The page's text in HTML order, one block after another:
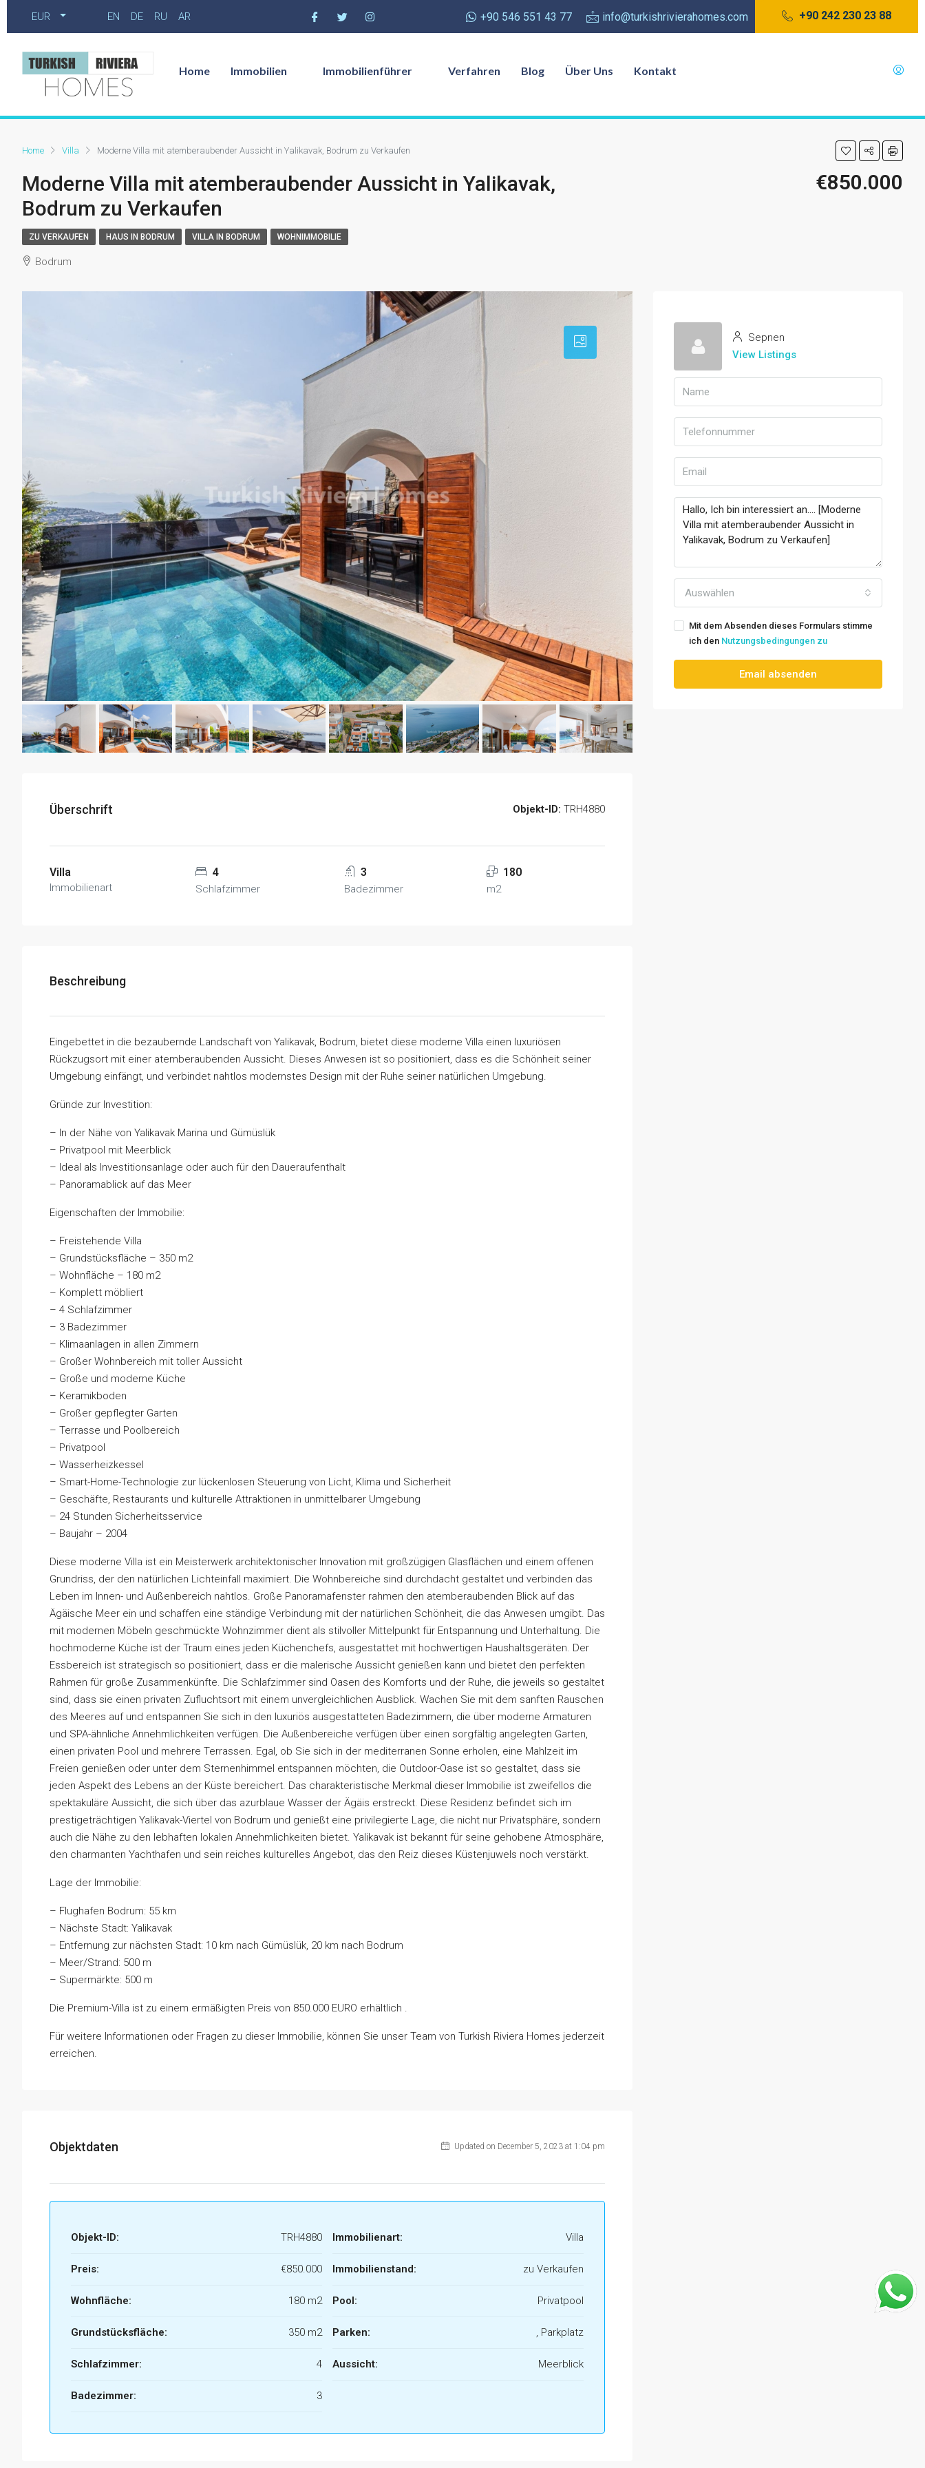
EUR EN DE RU AR +90 546 551 43 77 info@turkishrivierahomes.com +90 242 230 23 88
Home Immobilien Immobilienführer Verfahren Blog Über Uns Kontakt
Home Villa Moderne Villa mit atemberaubender Aussicht in Yalikavak, Bodrum zu Verkaufen
Moderne Villa mit atemberaubender Aussicht in Yalikavak,
Bodrum zu Verkaufen
€850.000
ZU VERKAUFEN HAUS IN BODRUM VILLA IN BODRUM WOHNIMMOBILIE
Bodrum
Überschrift Objekt-ID: TRH4880
Villa
Immobilienart
4
Schlafzimmer
3
Badezimmer
180
m2
Beschreibung
Eingebettet in die bezaubernde Landschaft von Yalikavak, Bodrum, bietet diese moderne Villa einen luxuriösen
Rückzugsort mit einer atemberaubenden Aussicht. Dieses Anwesen ist so positioniert, dass es die Schönheit seiner
Umgebung einfängt, und verbindet nahtlos modernstes Design mit der Ruhe seiner natürlichen Umgebung.
Gründe zur Investition:
– In der Nähe von Yalikavak Marina und Gümüslük
– Privatpool mit Meerblick
– Ideal als Investitionsanlage oder auch für den Daueraufenthalt
– Panoramablick auf das Meer
Eigenschaften der Immobilie:
– Freistehende Villa
– Grundstücksfläche – 350 m2
– Wohnfläche – 180 m2
– Komplett möbliert
– 4 Schlafzimmer
– 3 Badezimmer
– Klimaanlagen in allen Zimmern
– Großer Wohnbereich mit toller Aussicht
– Große und moderne Küche
– Keramikboden
– Großer gepflegter Garten
– Terrasse und Poolbereich
– Privatpool
– Wasserheizkessel
– Smart-Home-Technologie zur lückenlosen Steuerung von Licht, Klima und Sicherheit
– Geschäfte, Restaurants und kulturelle Attraktionen in unmittelbarer Umgebung
– 24 Stunden Sicherheitsservice
– Baujahr – 2004
Diese moderne Villa ist ein Meisterwerk architektonischer Innovation mit großzügigen Glasflächen und einem offenen
Grundriss, der den natürlichen Lichteinfall maximiert. Die Wohnbereiche sind durchdacht gestaltet und verbinden das
Leben im Innen- und Außenbereich nahtlos. Große Panoramafenster rahmen den atemberaubenden Blick auf das
Ägäische Meer ein und schaffen eine ständige Verbindung mit der natürlichen Schönheit, die das Anwesen umgibt. Das
mit modernen Möbeln geschmückte Wohnzimmer dient als stilvoller Mittelpunkt für Entspannung und Unterhaltung. Die
hochmoderne Küche ist der Traum eines jeden Küchenchefs, ausgestattet mit hochwertigen Haushaltsgeräten. Der
Essbereich ist strategisch so positioniert, dass er die malerische Aussicht genießen kann und bietet den perfekten
Rahmen für große Zusammenkünfte. Die Schlafzimmer sind Oasen des Komforts und der Ruhe, die jeweils so gestaltet
sind, dass sie einen privaten Zufluchtsort mit einem unvergleichlichen Ausblick. Wachen Sie mit dem sanften Rauschen
des Meeres auf und entspannen Sie sich in den luxuriös ausgestatteten Badezimmern, die über moderne Armaturen
und SPA-ähnliche Annehmlichkeiten verfügen. Die Außenbereiche verfügen über einen sorgfältig angelegten Garten,
einen privaten Pool und mehrere Terrassen. Egal, ob Sie sich in der mediterranen Sonne erholen, eine Mahlzeit im
Freien genießen oder unter dem Sternenhimmel entspannen möchten, die Outdoor-Oase ist so gestaltet, dass sie
jeden Aspekt des Lebens an der Küste bereichert. Das charakteristische Merkmal dieser Immobilie ist zweifellos die
spektakuläre Aussicht, die sich über das azurblaue Wasser der Ägäis erstreckt. Diese Residenz befindet sich im
prestigeträchtigen Yalikavak-Viertel von Bodrum und genießt eine privilegierte Lage, die nicht nur Privatsphäre, sondern
auch die Nähe zu den lebhaften lokalen Annehmlichkeiten bietet. Yalikavak ist bekannt für seine gehobene Atmosphäre,
den charmanten Yachthafen und sein reiches kulturelles Angebot, das den Reiz dieses Küstenjuwels noch verstärkt.
Lage der Immobilie:
– Flughafen Bodrum: 55 km
– Nächste Stadt: Yalikavak
– Entfernung zur nächsten Stadt: 10 km nach Gümüslük, 20 km nach Bodrum
– Meer/Strand: 500 m
– Supermärkte: 500 m
Die Premium-Villa ist zu einem ermäßigten Preis von 850.000 EURO erhältlich .
Für weitere Informationen oder Fragen zu dieser Immobilie, können Sie unser Team von Turkish Riviera Homes jederzeit
erreichen.
Objektdaten Updated on December 5, 2023 at 1:04 pm
Objekt-ID: TRH4880
Preis: €850.000
Wohnfläche: 180 m2
Grundstücksfläche: 350 m2
Schlafzimmer: 4
Badezimmer: 3
Immobilienart: Villa
Immobilienstand: zu Verkaufen
Pool: Privatpool
Parken: , Parkplatz
Aussicht: Meerblick
Sepnen
View Listings
Auswählen
Mit dem Absenden dieses Formulars stimme
ich den Nutzungsbedingungen zu
Email absenden